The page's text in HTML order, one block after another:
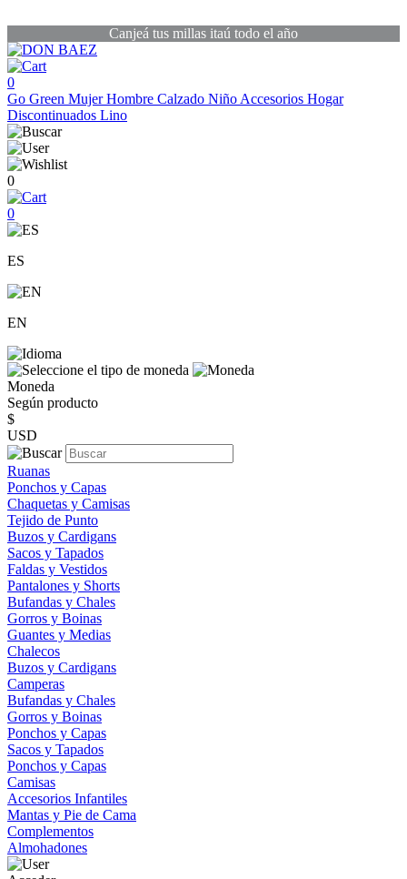
Canjeá tus millas itaú todo el año
0
Go Green MujerHombre Calzado Niño Accesorios Hogar
Discontinuados Lino
0
0
ES
EN
Moneda
Según producto
$
USD
Ruanas
Ponchos y Capas
Chaquetas y Camisas
Tejido de Punto
Buzos y Cardigans
Sacos y Tapados
Faldas y Vestidos
Pantalones y Shorts
Bufandas y Chales
Gorros y Boinas
Guantes y Medias
Chalecos
Buzos y Cardigans
Camperas
Bufandas y Chales
Gorros y Boinas
Ponchos y Capas
Sacos y Tapados
Ponchos y Capas
Camisas
Accesorios Infantiles
Mantas y Pie de Cama
Complementos
Almohadones